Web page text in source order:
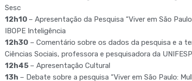
Sesc
12h10 – Apresentação da Pesquisa “Viver em São
IBOPE Inteligência
12h30 – Comentário sobre os dados da pesquisa e a
Ciências Sociais, professora e pesquisadora da UNIFESP
12h45 – Apresentação Cultural
13h – Debate sobre a pesquisa “Viver em São Paulo: